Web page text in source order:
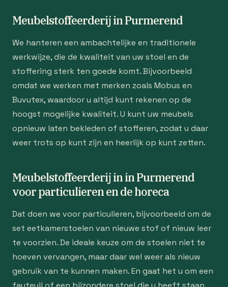
Meubelstoffeerderij in Purmerend
We hanteren een ambachtelijke en traditionele
werkwijze, die de kwaliteit van uw stoel en de
stoffering sterk ten goede komt. Bijvoorbeeld
omdat we werken met merken zoals Mobus en
Buvutex, waardoor u altijd kunt rekenen op de
hoogst mogelijke kwaliteit. U kunt uw meubels
opnieuw laten bekleden of stofferen, zodat u daar
weer trots op kunt zijn en heerlijk op kunt zetten.
Meubelstoffeerderij in in Purmerend
voor particulieren en de horeca
Dat doen we voor particulieren, bijvoorbeeld om de
set eetkamerstoelen van nieuwe stof of nieuw leer
te voorzien. De ideale keuze om de stoelen niet te
hoeven vervangen, maar daar wel weer als nieuw
gebruik van te kunnen maken. En gaat het u om een